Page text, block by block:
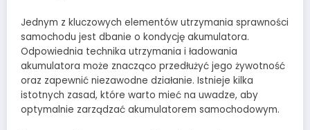
Jednym z kluczowych elementów utrzymania sprawności
samochodu jest dbanie o kondycję akumulatora.
Odpowiednia technika utrzymania i ładowania
akumulatora może znacząco przedłużyć jego żywotność
oraz zapewnić niezawodne działanie. Istnieje kilka
istotnych zasad, które warto mieć na uwadze, aby
optymalnie zarządzać akumulatorem samochodowym.